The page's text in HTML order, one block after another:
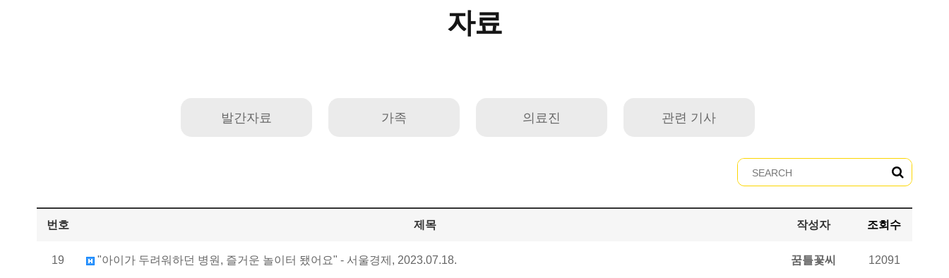
자료
발간자료 가족 의료진 관련 기사
번호 제목 작성자 조회수
19 "아이가 두려워하던 병원, 즐거운 놀이터 됐어요" - 서울경제, 2023.07.18. 꿈틀꽃씨 12091